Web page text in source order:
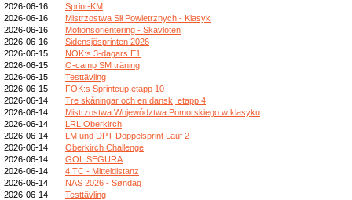
2026-06-16
Sprint-KM
2026-06-16
Mistrzostwa Sił Powietrznych - Klasyk
2026-06-16
Motionsorientering - Skavlöten
2026-06-16
Sidensjösprinten 2026
2026-06-15
NOK:s 3-dagars E1
2026-06-15
O-camp SM träning
2026-06-15
Testtävling
2026-06-15
FOK:s Sprintcup etapp 10
2026-06-14
Tre skåningar och en dansk, etapp 4
2026-06-14
Mistrzostwa Województwa Pomorskiego w klasyku
2026-06-14
LRL Oberkirch
2026-06-14
LM und DPT Doppelsprint Lauf 2
2026-06-14
Oberkirch Challenge
2026-06-14
GOL SEGURA
2026-06-14
4.TC - Mitteldistanz
2026-06-14
NAS 2026 - Søndag
2026-06-14
Testtävling